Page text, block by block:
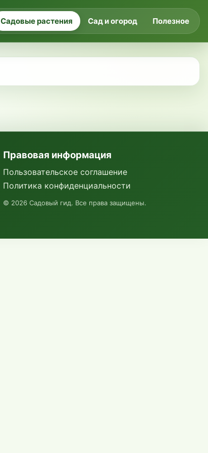
Садовые растения Сад и огород Полезное
Правовая информация
Пользовательское соглашение
Политика конфиденциальности
© 2026 Садовый гид. Все права защищены.